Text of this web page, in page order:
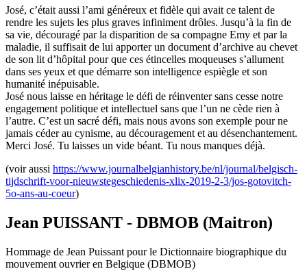
José, c’était aussi l’ami généreux et fidèle qui avait ce talent de
rendre les sujets les plus graves infiniment drôles. Jusqu’à la fin de
sa vie, découragé par la disparition de sa compagne Emy et par la
maladie, il suffisait de lui apporter un document d’archive au chevet
de son lit d’hôpital pour que ces étincelles moqueuses s’allument
dans ses yeux et que démarre son intelligence espiègle et son
humanité inépuisable.
José nous laisse en héritage le défi de réinventer sans cesse notre
engagement politique et intellectuel sans que l’un ne cède rien à
l’autre. C’est un sacré défi, mais nous avons son exemple pour ne
jamais céder au cynisme, au découragement et au désenchantement.
Merci José. Tu laisses un vide béant. Tu nous manques déjà.
(voir aussi https://www.journalbelgianhistory.be/nl/journal/belgisch-
tijdschrift-voor-nieuwstegeschiedenis-xlix-2019-2-3/jos-gotovitch-
5o-ans-au-coeur)
Jean PUISSANT - DBMOB (Maitron)
Hommage de Jean Puissant pour le Dictionnaire biographique du
mouvement ouvrier en Belgique (DBMOB)